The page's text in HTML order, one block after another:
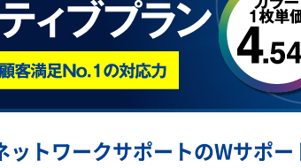
ットワークサポートのWサポー